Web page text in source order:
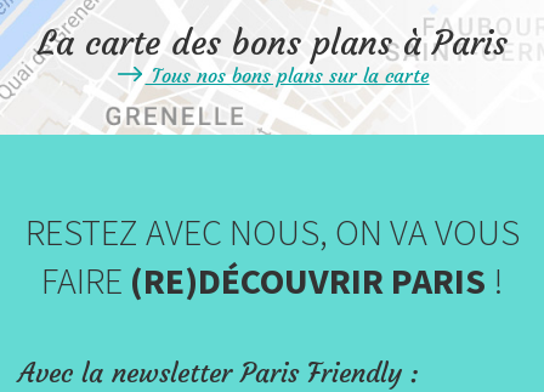
La carte des bons plans à Paris
Tous nos bons plans sur la carte
RESTEZ AVEC NOUS, ON VA VOUS
FAIRE (RE)DÉCOUVRIR PARIS !
Avec la newsletter Paris Friendly :